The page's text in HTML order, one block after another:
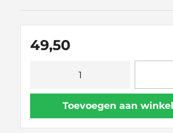
49,50
183047
Toevoegen aan